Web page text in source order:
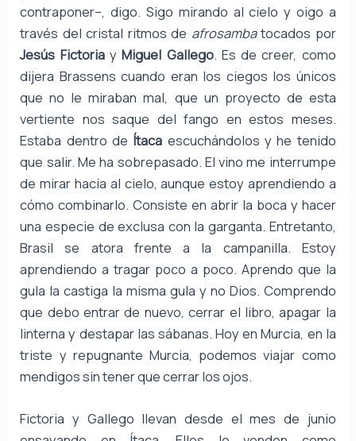
contraponer–, digo. Sigo mirando al cielo y oigo a
través del cristal ritmos de afrosambatocados por
Jesús Fictoria y Miguel Gallego. Es de creer, como
dijera Brassens cuando eran los ciegos los únicos
que no le miraban mal, que un proyecto de esta
vertiente nos saque del fango en estos meses.
Estaba dentro de Ítaca escuchándolos y he tenido
que salir. Me ha sobrepasado. El vino me interrumpe
de mirar hacia al cielo, aunque estoy aprendiendo a
cómo combinarlo. Consiste en abrir la boca y hacer
una especie de exclusa con la garganta. Entretanto,
Brasil se atora frente a la campanilla. Estoy
aprendiendo a tragar poco a poco. Aprendo que la
gula la castiga la misma gula y no Dios. Comprendo
que debo entrar de nuevo, cerrar el libro, apagar la
linterna y destapar las sábanas. Hoy en Murcia, en la
triste y repugnante Murcia, podemos viajar como
mendigos sin tener que cerrar los ojos.
Fictoria y Gallego llevan desde el mes de junio